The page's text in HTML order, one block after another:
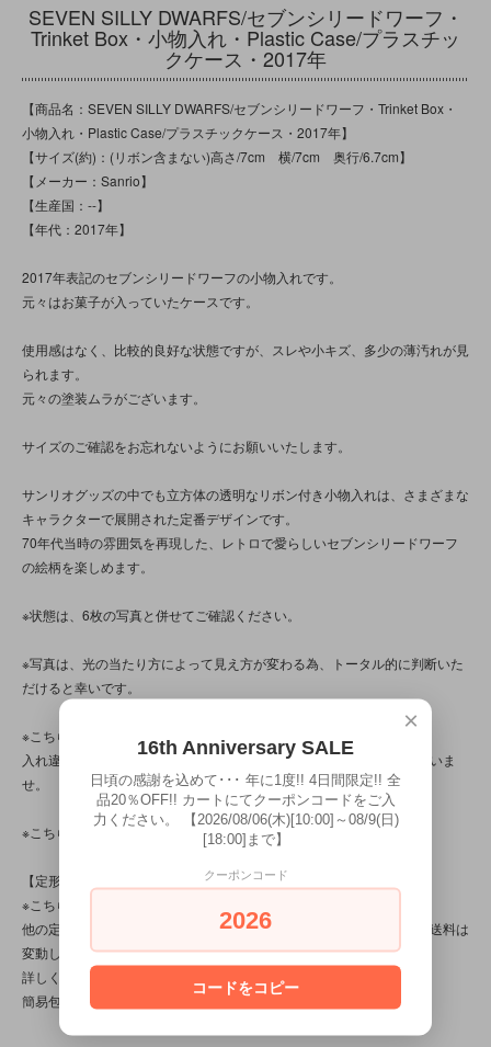
SEVEN SILLY DWARFS/セブンシリードワーフ・
Trinket Box・小物入れ・Plastic Case/プラスチッ
クケース・2017年
【商品名：SEVEN SILLY DWARFS/セブンシリードワーフ・Trinket Box・
小物入れ・Plastic Case/プラスチックケース・2017年】
【サイズ(約)：(リボン含まない)高さ/7cm 横/7cm 奥行/6.7cm】
【メーカー：Sanrio】
【生産国：--】
【年代：2017年】
2017年表記のセブンシリードワーフの小物入れです。
元々はお菓子が入っていたケースです。
使用感はなく、比較的良好な状態ですが、スレや小キズ、多少の薄汚れが見
られます。
元々の塗装ムラがございます。
サイズのご確認をお忘れないようにお願いいたします。
サンリオグッズの中でも立方体の透明なリボン付き小物入れは、さまざまな
キャラクターで展開された定番デザインです。
70年代当時の雰囲気を再現した、レトロで愛らしいセブンシリードワーフ
の絵柄を楽しめます。
※状態は、6枚の写真と併せてご確認ください。
※写真は、光の当たり方によって見え方が変わる為、トータル的に判断いた
だけると幸いです。
※こちらの商品は店頭でも販売しています。
入れ違いで完売してしまう場合がございます。その際はご容赦くださいま
せ。
※こちらの商品は、中古・ヴィンテージ品です。
【定形外対応商品】
※こちらの商品は【サイズ規格外・(7)～100gまで】です。
他の定形外対応商品と複数購入される場合は、サイズや重量によって送料は
変動します。送料は【最終注文確認書】で確定します。
詳しくは
こちら
簡易包装です。
×
16th Anniversary SALE
日頃の感謝を込めて･･･ 年に1度!! 4日間限定!! 全
品20％OFF!! カートにてクーポンコードをご入
力ください。 【2026/08/06(木)[10:00]～08/9(日)
[18:00]まで】
クーポンコード
2026
コードをコピー